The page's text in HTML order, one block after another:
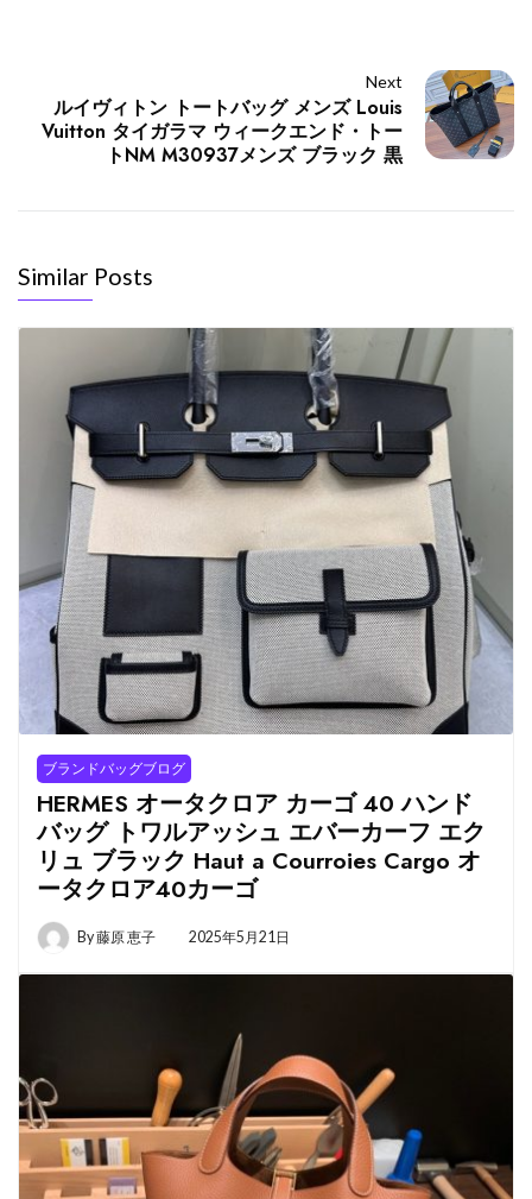
Next
ルイヴィトン トートバッグ メンズ Louis
Vuitton タイガラマ ウィークエンド・トー
トNM M30937メンズ ブラック 黒
Similar Posts
ブランドバッグブログ
HERMES オータクロア カーゴ 40 ハンド
バッグ トワルアッシュ エバーカーフ エク
リュ ブラック Haut a Courroies Cargo オ
ータクロア40カーゴ
By藤原 恵子 2025年5月21日